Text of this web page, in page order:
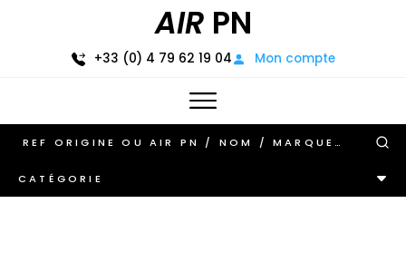
AIR PN
+33 (0) 4 79 62 19 04 Mon compte
CATÉGORIE